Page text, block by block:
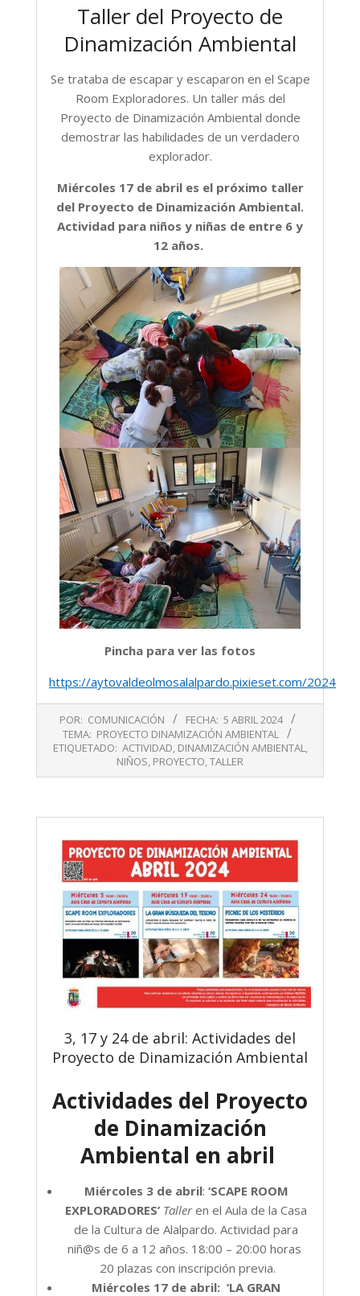
Taller del Proyecto de
Dinamización Ambiental
Se trataba de escapar y escaparon en el Scape
Room Exploradores. Un taller más del
Proyecto de Dinamización Ambiental donde
demostrar las habilidades de un verdadero
explorador.
Miércoles 17 de abril es el próximo taller
del Proyecto de Dinamización Ambiental.
Actividad para niños y niñas de entre 6 y
12 años.
Pincha para ver las fotos
https://aytovaldeolmosalalpardo.pixieset.com/
POR: COMUNICACIÓN FECHA: 5 ABRIL 2024
TEMA: PROYECTO DINAMIZACIÓN AMBIENTAL
ETIQUETADO: ACTIVIDAD, DINAMIZACIÓN AMBIENTAL,
NIÑOS, PROYECTO,TALLER
3, 17 y 24 de abril: Actividades del
Proyecto de Dinamización Ambiental
Actividades del Proyecto
de Dinamización
Ambiental en abril
Miércoles 3 de abril: ‘SCAPE ROOM
EXPLORADORES’ Talleren el Aula de la Casa
de la Cultura de Alalpardo. Actividad para
niñ@s de 6 a 12 años. 18:00 – 20:00 horas
20 plazas con inscripción previa.
Miércoles 17 de abril: ‘LA GRAN